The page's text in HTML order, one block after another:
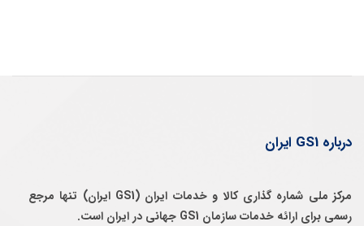
درباره GS1 ایران
مرکز ملی شماره گذاری کالا و خدمات ایران (GS1 ایران) تنها مرجع
رسمی برای ارائه خدمات سازمان GS1 جهانی در ایران است.